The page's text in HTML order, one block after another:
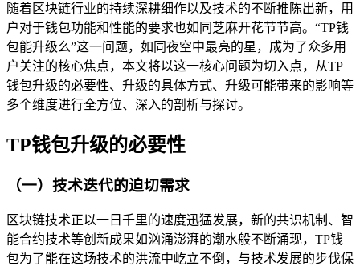
随着区块链行业的持续深耕细作以及技术的不断推陈出新，用
户对于钱包功能和性能的要求也如同芝麻开花节节高。“TP钱
包能升级么”这一问题，如同夜空中最亮的星，成为了众多用
户关注的核心焦点，本文将以这一核心问题为切入点，从TP
钱包升级的必要性、升级的具体方式、升级可能带来的影响等
多个维度进行全方位、深入的剖析与探讨。
TP钱包升级的必要性
（一）技术迭代的迫切需求
区块链技术正以一日千里的速度迅猛发展，新的共识机制、智
能合约技术等创新成果如汹涌澎湃的潮水般不断涌现，TP钱
包为了能在这场技术的洪流中屹立不倒，与技术发展的步伐保